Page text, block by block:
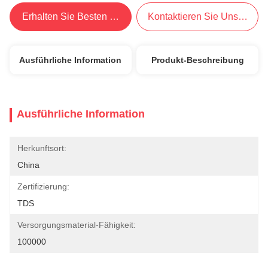
Erhalten Sie Besten Preis Kontaktieren Sie Uns Jetzt
Ausführliche Information Produkt-Beschreibung
Ausführliche Information
Herkunftsort:
China
Zertifizierung:
TDS
Versorgungsmaterial-Fähigkeit:
100000